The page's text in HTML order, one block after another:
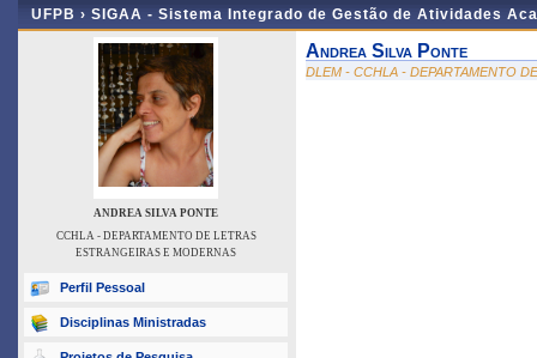
UFPB › SIGAA - Sistema Integrado de Gestão de Atividades
ANDREA SILVA PONTE
CCHLA - DEPARTAMENTO DE LETRAS
ESTRANGEIRAS E MODERNAS
Perfil Pessoal
Disciplinas Ministradas
Andrea Silva Ponte
DLEM - CCHLA - DEPARTAMENTO